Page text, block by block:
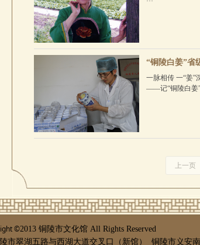
传唱于操铜陵当
“铜陵白姜”省
一脉相传 一“姜”
——记“铜陵白姜”
上一页
©2013 铜陵市文化馆 All Rights Reserved
市翠湖五路与西湖大道交叉口（新馆） 铜陵市义安